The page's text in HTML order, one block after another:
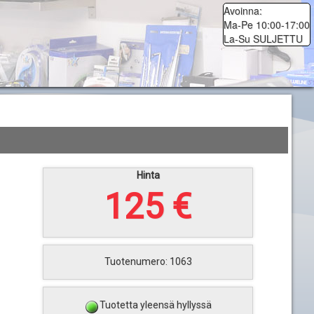
Avoinna:
Ma-Pe 10:00-17:00
La-Su SULJETTU
Hinta
125 €
Tuotenumero: 1063
Tuotetta yleensä hyllyssä